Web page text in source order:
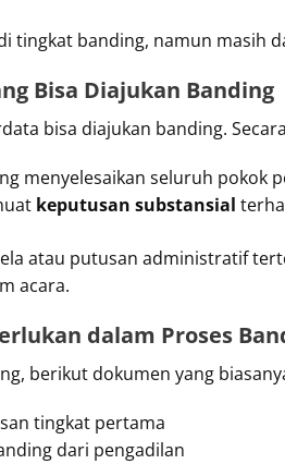
tingkat banding, namun masih
Bisa Diajukan Banding
bisa diajukan banding.
menyelesaikan seluruh pokok
keputusan substansial
atau putusan administratif
acara.
dalam Proses
berikut dokumen yang
tingkat pertama
dari pengadilan